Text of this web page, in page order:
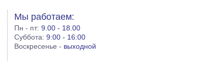
Мы работаем:
Пн - пт:9.00 - 18.00
Суббота:9:00 - 16:00
Воскресенье - выходной